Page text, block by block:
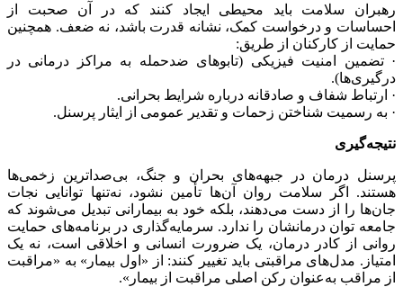
رهبران سلامت باید محیطی ایجاد کنند که در آن صحبت از
احساسات و درخواست کمک، نشانه قدرت باشد، نه ضعف. همچنین
حمایت از کارکنان از طریق:
· تضمین امنیت فیزیکی (تابوهای ضدحمله به مراکز درمانی در
درگیری‌ها).
· ارتباط شفاف و صادقانه درباره شرایط بحرانی.
· به رسمیت شناختن زحمات و تقدیر عمومی از ایثار پرسنل.
نتیجه‌گیری
پرسنل درمان در جبهه‌های بحران و جنگ، بی‌صداترین زخمی‌ها
هستند. اگر سلامت روان آن‌ها تأمین نشود، نه‌تنها توانایی نجات
جان‌ها را از دست می‌دهند، بلکه خود به بیمارانی تبدیل می‌شوند که
جامعه توان درمانشان را ندارد. سرمایه‌گذاری در برنامه‌های حمایت
روانی از کادر درمان، یک ضرورت انسانی و اخلاقی است، نه یک
امتیاز. مدل‌های مراقبتی باید تغییر کنند: از «اول بیمار» به «مراقبت
از مراقب به‌عنوان رکن اصلی مراقبت از بیمار».